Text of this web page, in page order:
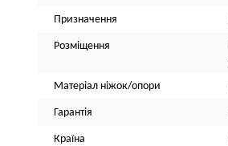
Призначення
Розміщення
Матеріал ніжок/опори
Гарантія
Країна